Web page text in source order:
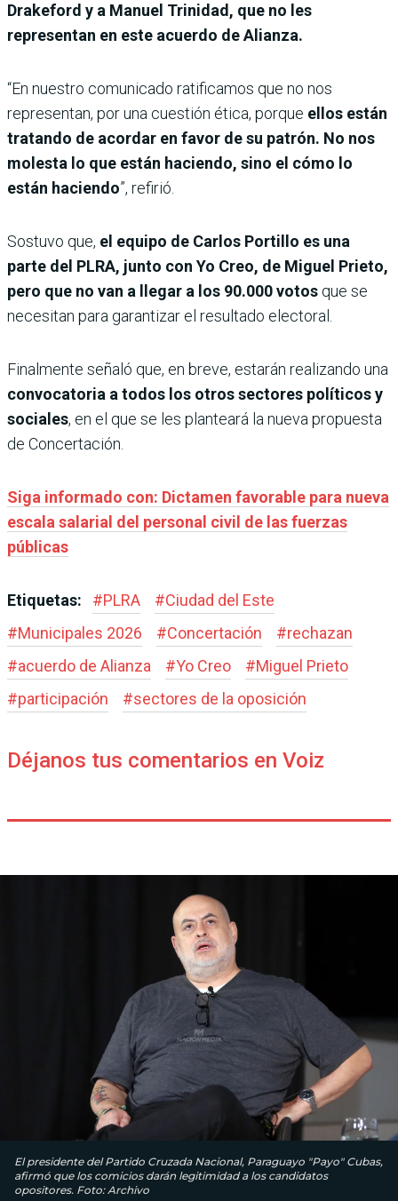
Drakeford y a Manuel Trinidad, que no les
representan en este acuerdo de Alianza.
“En nuestro comunicado ratificamos que no nos
representan, por una cuestión ética, porque ellos están
tratando de acordar en favor de su patrón. No nos
molesta lo que están haciendo, sino el cómo lo
están haciendo”, refirió.
Sostuvo que, el equipo de Carlos Portillo es una
parte del PLRA, junto con Yo Creo, de Miguel Prieto,
pero que no van a llegar a los 90.000 votos que se
necesitan para garantizar el resultado electoral.
Finalmente señaló que, en breve, estarán realizando una
convocatoria a todos los otros sectores políticos y
sociales, en el que se les planteará la nueva propuesta
de Concertación.
Siga informado con: Dictamen favorable para nueva
escala salarial del personal civil de las fuerzas
públicas
Etiquetas: #PLRA #Ciudad del Este
#Municipales 2026 #Concertación #rechazan
#acuerdo de Alianza #Yo Creo #Miguel Prieto
#participación #sectores de la oposición
Déjanos tus comentarios en Voiz
El presidente del Partido Cruzada Nacional, Paraguayo "Payo" Cubas,
afirmó que los comicios darán legitimidad a los candidatos
opositores. Foto: Archivo